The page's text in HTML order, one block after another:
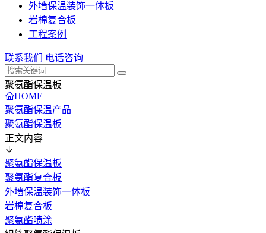
外墙保温装饰一体板
岩棉复合板
工程案例
联系我们 电话咨询
聚氨酯保温板
HOME
聚氨酯保温产品
聚氨酯保温板
正文内容
聚氨酯保温板
聚氨酯复合板
外墙保温装饰一体板
岩棉复合板
聚氨酯喷涂